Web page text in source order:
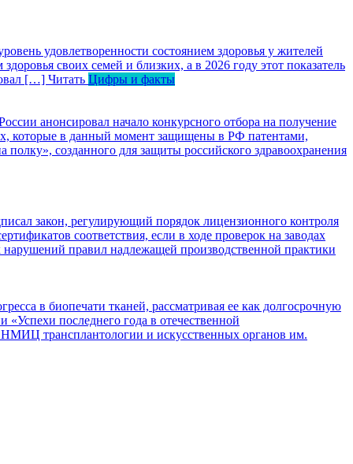
удовлетворенности состоянием здоровья у жителей
своих семей и близких, а в 2026 году этот показатель
[…] Читать Цифры и факты
анонсировал начало конкурсного отбора на получение
которые в данный момент защищены в РФ патентами,
созданного для защиты российского здравоохранения
закон, регулирующий порядок лицензионного контроля
соответствия, если в ходе проверок на заводах
правил надлежащей производственной практики
в биопечати тканей, рассматривая ее как долгосрочную
последнего года в отечественной
НМИЦ трансплантологии и искусственных органов им.